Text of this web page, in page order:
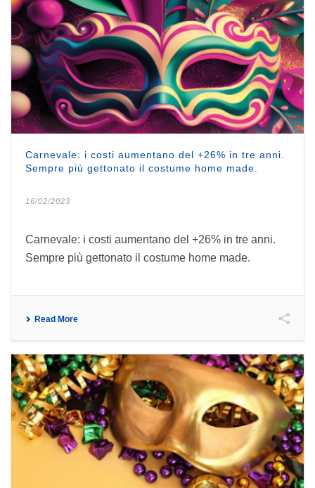
Carnevale: i costi aumentano del +26% in tre anni.
Sempre più gettonato il costume home made.
16/02/2023
Carnevale: i costi aumentano del +26% in tre anni.
Sempre più gettonato il costume home made.
Read More